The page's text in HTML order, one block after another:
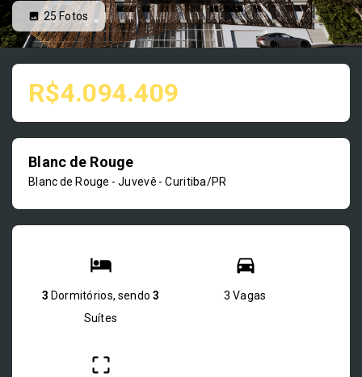
25 Fotos
R$4.094.409
Blanc de Rouge
Blanc de Rouge -Juvevê - Curitiba/PR
3 Dormitórios, sendo 3
Suítes
3 Vagas